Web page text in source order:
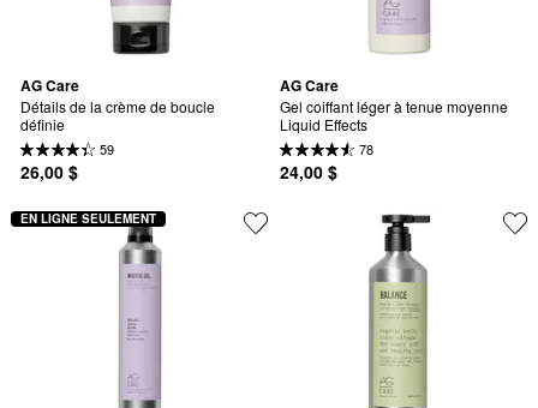
AG Care
Détails de la crème de boucle
définie
59
26,00 $
AG Care
Gel coiffant léger à tenue moyenne
Liquid Effects
78
24,00 $
EN LIGNE SEULEMENT